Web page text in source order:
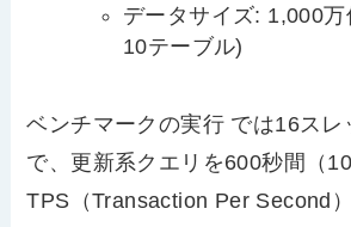
データサイズ: 1,000
10テーブル)
ベンチマークの実行 では16スレ
で、更新系クエリを600秒間（
TPS（Transaction Per Second